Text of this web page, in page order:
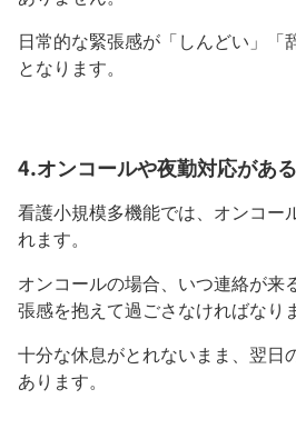
日常的な緊張感が「しんどい」「
となります。
4.オンコールや夜勤対応があ
看護小規模多機能では、オンコー
れます。
オンコールの場合、いつ連絡が来
張感を抱えて過ごさなければなり
十分な休息がとれないまま、翌日
あります。